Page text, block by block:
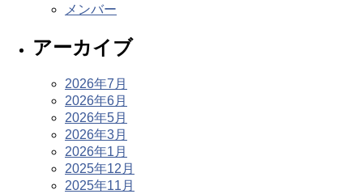
メンバー
アーカイブ
2026年7月
2026年6月
2026年5月
2026年3月
2026年1月
2025年12月
2025年11月